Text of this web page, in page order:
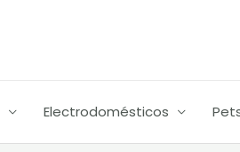
Electrodomésticos